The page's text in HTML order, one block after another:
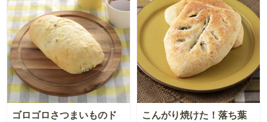
ゴロゴロさつまいものド
こんがり焼けた！落ち葉